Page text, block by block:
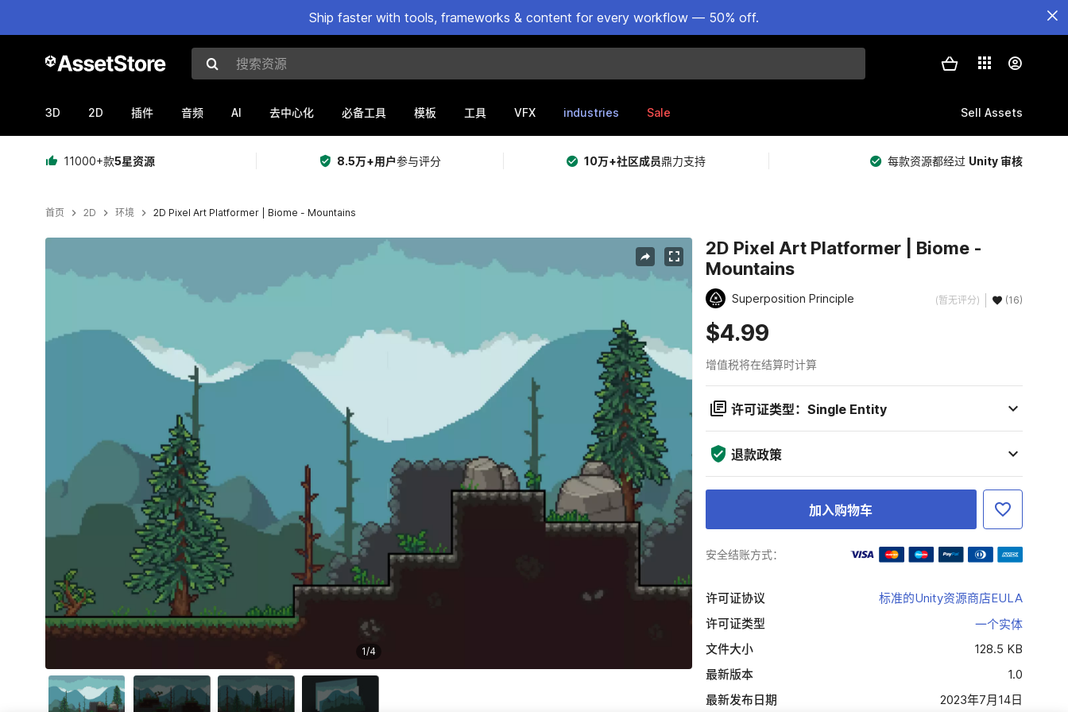
Ship faster with tools, frameworks & content for every workflow — 50% off.
搜索资源
3D 2D 插件 音频 AI 去中心化 必备工具 模板 工具 VFX industries Sale Sell Assets
11000+款5星资源 8.5万+用户参与评分 10万+社区成员鼎力支持 每款资源都经过 Unity 审核
首页 2D 环境 2D Pixel Art Platformer | Biome - Mountains
1/4
2D Pixel Art Platformer | Biome -
Mountains
Superposition Principle (暂无评分) (16)
$4.99
增值税将在结算时计算
许可证类型：Single Entity
退款政策
加入购物车
安全结账方式：
许可证协议
标准的Unity资源商店EULA
许可证类型
一个实体
文件大小
128.5 KB
最新版本
1.0
最新发布日期
2023年7月14日